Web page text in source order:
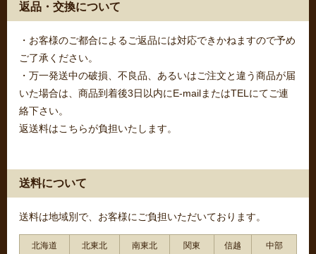
返品・交換について
・お客様のご都合によるご返品には対応できかねますので予め
ご了承ください。
・万一発送中の破損、不良品、あるいはご注文と違う商品が届
いた場合は、商品到着後3日以内にE-mailまたはTELにてご連
絡下さい。
返送料はこちらが負担いたします。
送料について
送料は地域別で、お客様にご負担いただいております。
北海道 北東北 南東北 関東 信越 中部